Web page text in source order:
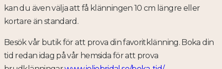
kan du även välja att få klänningen 10 cm längre eller
kortare än standard.
Besök vår butik för att prova din favoritklänning. Boka din
tid redan idag på vår hemsida för att prova